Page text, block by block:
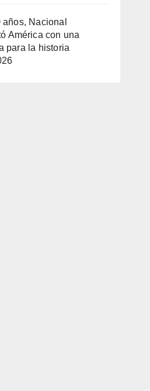
años, Nacional
América con una
para la historia